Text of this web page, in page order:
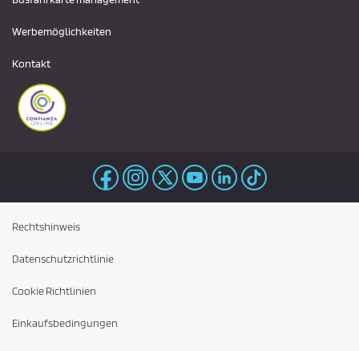
Werbemöglichkeiten
Kontakt
Rechtshinweis
Datenschutzrichtlinie
Cookie Richtlinien
Einkaufsbedingungen